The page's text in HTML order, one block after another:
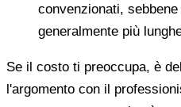
convenzionati,
generalmente più
Se il costo ti preoccupa, è
l'argomento con il